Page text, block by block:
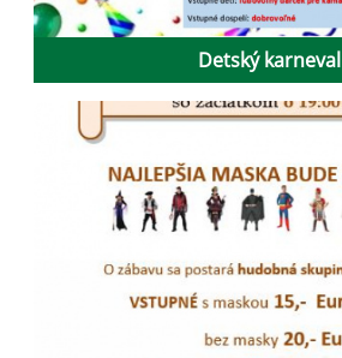
Detský karneval